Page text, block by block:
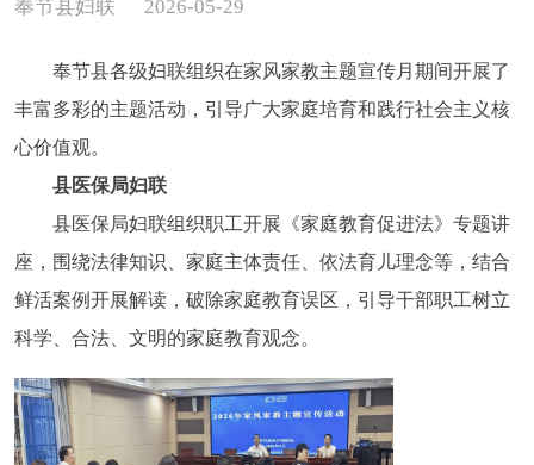
奉节县妇联 2026-05-29
奉节县各级妇联组织在家风家教主题宣传月期间开展了
丰富多彩的主题活动，引导广大家庭培育和践行社会主义核
心价值观。
县医保局妇联
县医保局妇联组织职工开展《家庭教育促进法》专题讲
座，围绕法律知识、家庭主体责任、依法育儿理念等，结合
鲜活案例开展解读，破除家庭教育误区，引导干部职工树立
科学、合法、文明的家庭教育观念。